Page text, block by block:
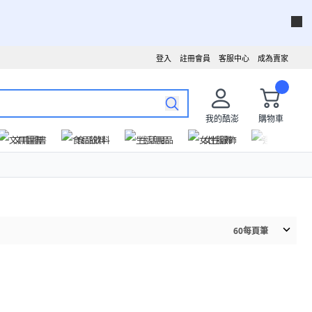
成為賣家
客服中心
註冊會員
登入
我的酷澎
購物車
文具圖書
食品飲料 生活用品 女性服飾
60每頁筆